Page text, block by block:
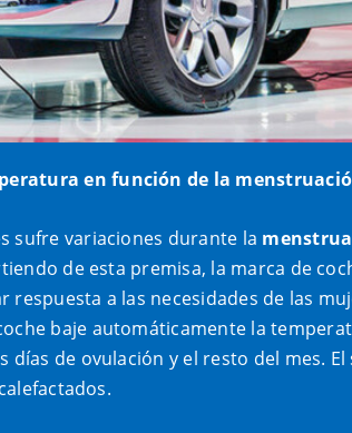
en función de la
sufre variaciones durante la
de esta premisa, la marca de
respuesta a las necesidades de las
baje automáticamente la
de ovulación y el resto del mes.